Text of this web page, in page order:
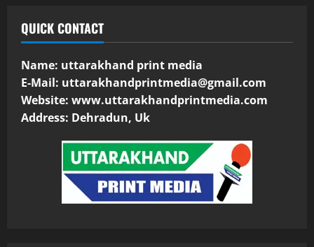
QUICK CONTACT
Name: uttarakhand print media
E-Mail: uttarakhandprintmedia@gmail.com
Website: www.uttarakhandprintmedia.com
Address: Dehradun, Uk